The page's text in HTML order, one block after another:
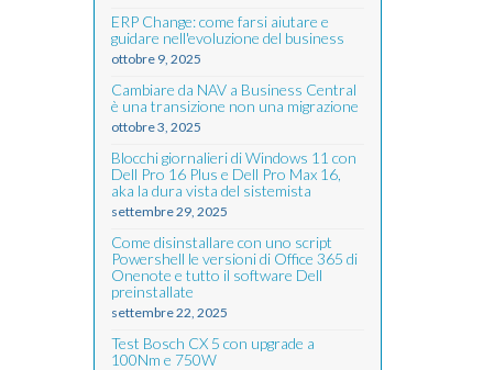
ERP Change: come farsi aiutare e
guidare nell'evoluzione del business
ottobre 9, 2025
Cambiare da NAV a Business Central
è una transizione non una migrazione
ottobre 3, 2025
Blocchi giornalieri di Windows 11 con
Dell Pro 16 Plus e Dell Pro Max 16,
aka la dura vista del sistemista
settembre 29, 2025
Come disinstallare con uno script
Powershell le versioni di Office 365 di
Onenote e tutto il software Dell
preinstallate
settembre 22, 2025
Test Bosch CX 5 con upgrade a
100Nm e 750W